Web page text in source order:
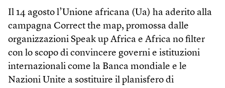
Il 14 agosto l’Unione africana (Ua) ha aderito alla
campagna Correct the map, promossa dalle
organizzazioni Speak up Africa e Africa no filter
con lo scopo di convincere governi e istituzioni
internazionali come la Banca mondiale e le
Nazioni Unite a sostituire il planisfero di